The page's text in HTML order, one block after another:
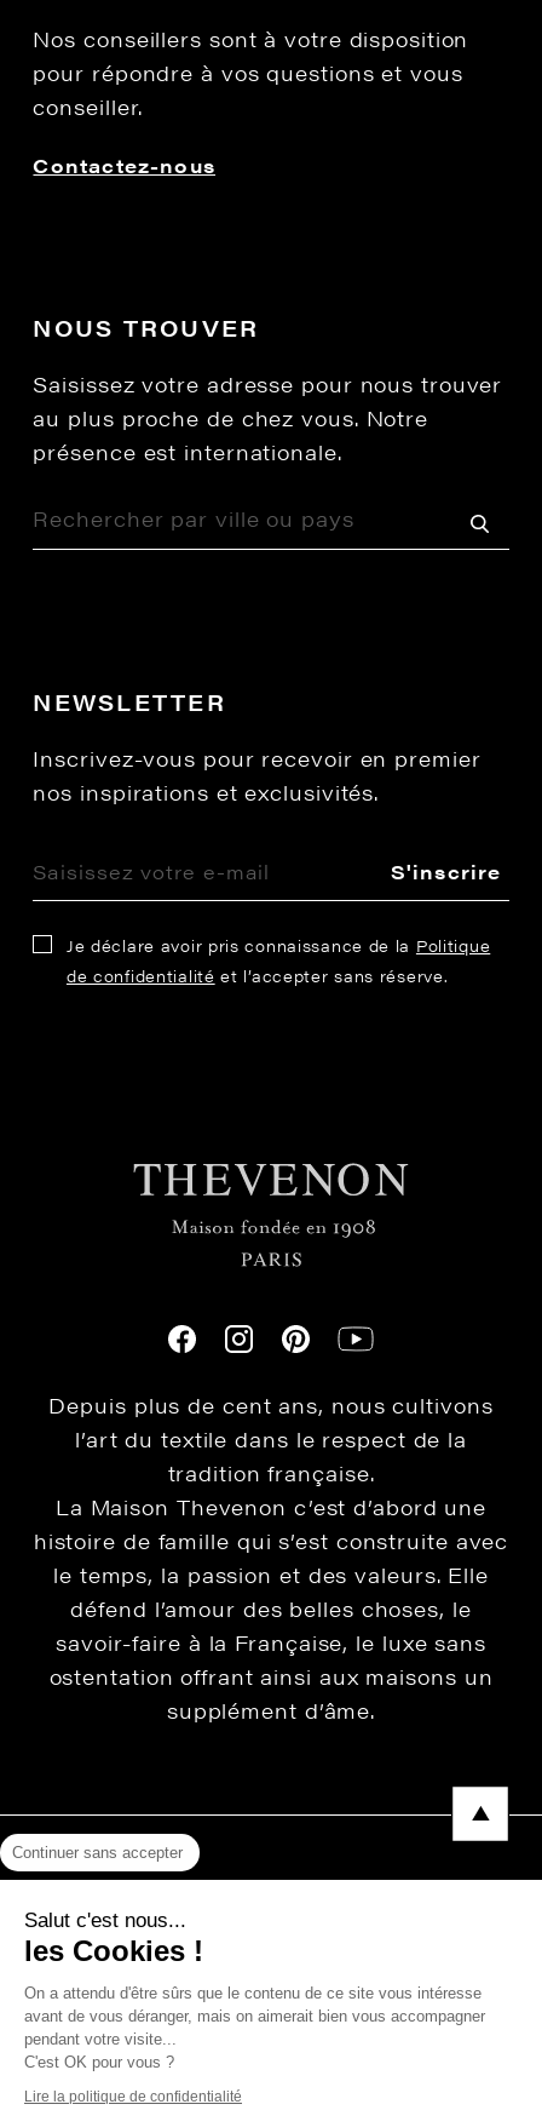
Nos conseillers sont à votre disposition
pour répondre à vos questions et vous
conseiller.
Contactez-nous
NOUS TROUVER
Saisissez votre adresse pour nous trouver
au plus proche de chez vous. Notre
présence est internationale.
NEWSLETTER
Inscrivez-vous pour recevoir en premier
nos inspirations et exclusivités.
S'inscrire
Je déclare avoir pris connaissance de la Politique
de confidentialité et l’accepter sans réserve.
Depuis plus de cent ans, nous cultivons
l’art du textile dans le respect de la
tradition française.
La Maison Thevenon c’est d’abord une
histoire de famille qui s’est construite avec
le temps, la passion et des valeurs. Elle
défend l’amour des belles choses, le
savoir-faire à la Française, le luxe sans
ostentation offrant ainsi aux maisons un
supplément d’âme.
Protection des données
Photos, Vidéos & Catalogues
Continuer sans accepter
Salut c'est nous...
les Cookies !
On a attendu d'être sûrs que le contenu de ce site vous intéresse
avant de vous déranger, mais on aimerait bien vous accompagner
pendant votre visite...
C'est OK pour vous ?
Lire la politique de confidentialité